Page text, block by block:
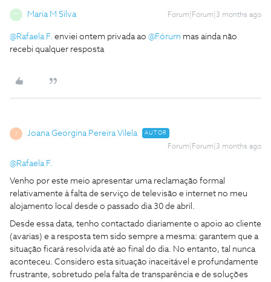
M Maria M Silva Forum|Forum|3 months ago
@Rafaela F. enviei ontem privada ao ​ @Fórum mas ainda não
recebi qualquer resposta
J Joana Georgina Pereira Vilela AUTOR
Forum|Forum|3 months ago
@Rafaela F.
Venho por este meio apresentar uma reclamação formal
relativamente à falta de serviço de televisão e internet no meu
alojamento local desde o passado dia 30 de abril.
Desde essa data, tenho contactado diariamente o apoio ao cliente
(avarias) e a resposta tem sido sempre a mesma: garantem que a
situação ficará resolvida até ao final do dia. No entanto, tal nunca
aconteceu. Considero esta situação inaceitável e profundamente
frustrante, sobretudo pela falta de transparência e de soluções